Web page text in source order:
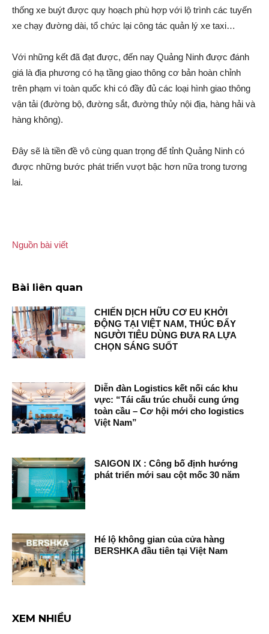
thống xe buýt được quy hoạch phù hợp với l‌ộ trình các tuyến
xe chạy đường dài, tổ chức lại công tác quản lý xe taxi…
Với những kết đã đạt được, đến nay Quảng Ninh được đánh
giá là địa phương có hạ tầng giao thông cơ bản hoàn chỉnh
trên phạ‌m vi toàn quốc khi có đầy đủ các loại hình giao thông
vận tải (đường bộ, đường sắt, đường thủy nội địa, hàng hải và
hàng không).
Đây sẽ là tiền đề vô cùng quan trọng để tỉnh Quảng Ninh có
được những bước phát triển vượt bậc hơn nữa trong tương
lai.
Nguồn bài viết
Bài liên quan
CHIẾN DỊCH HỮU CƠ EU KHỞI
ĐỘNG TẠI VIỆT NAM, THÚC ĐẨY
NGƯỜI TIÊU DÙNG ĐƯA RA LỰA
CHỌN SÁNG SUỐT
Diễn đàn Logistics kết nối các khu
vực: “Tái cấu trúc chuỗi cung ứng
toàn cầu – Cơ hội mới cho logistics
Việt Nam”
SAIGON IX : Công bố định hướng
phát triển mới sau cột mốc 30 năm
Hé lộ không gian của cửa hàng
BERSHKA đầu tiên tại Việt Nam
XEM NHIỀU